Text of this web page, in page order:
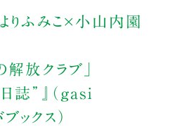
りふみこ×小山内園
解放クラブ」
誌”』（gasi
クス）